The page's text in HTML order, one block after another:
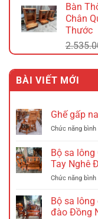
Bàn
Chân
Thước
BÀI VIẾT MỚI
Ghế gấp
Chức năng
Bộ sa
Tay Nghê
Chức năng
Bộ sa
đào Đồng